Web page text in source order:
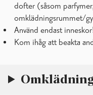
dofter (såsom
omklädningsrummet/
Använd endast
Kom ihåg att beakta